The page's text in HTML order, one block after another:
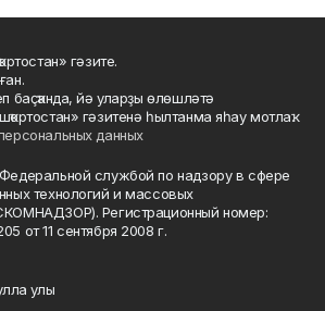
гәзите.
баҫҡанда, йә уларҙы өлөшләтә
гәзитенә һылтанма яһау мотлаҡ.
данных
службой по надзору в сфере
технологий и массовых
Регистрационный номер:
от 11 сентября 2008 г.
улы